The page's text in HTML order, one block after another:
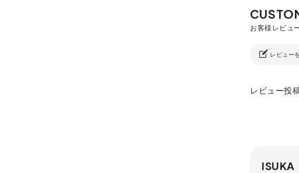
レビュー
レビュー投
ISUKA